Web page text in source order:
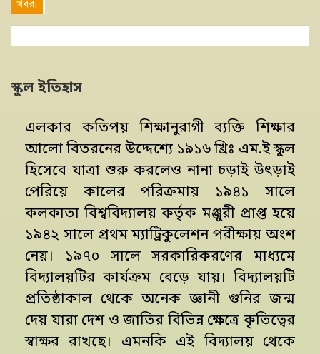
খবর:
স্কুল ইতিহাস
এলকার কতিপয় শিক্ষানুরাগী ব্যক্তি শিক্ষার
আলো বিতরনের উদ্দেশ্যে ১৯১৬ খ্রিঃ এম.ই স্কুল
হিসেবে যাত্রা শুরু করলেও নানা চড়াই উৎড়াই
পেরিয়ে কালের পরিক্রমায় ১৯৪১ সালে
কলকাতা বিশ্ববিদ্যালয় কর্তৃক মঞ্জুরী প্রাপ্ত হয়ে
১৯৪২ সালে প্রথম ম্যাট্রিকুলেশন পরীক্ষায় অংশ
নেয়। ১৯৭০ সালে সরকারিকরণের মাধ্যমে
বিদ্যালয়টির কার্যক্রম বেড়ে যায়। বিদ্যালয়টি
প্রতিষ্ঠাকাল থেকে অনেক জ্ঞানী গুনির জন্ম
দেয় যারা দেশ ও জাতির বিভিন্ন ক্ষেত্রে কৃতিত্বের
স্বাক্ষর রাখছে। এমনকি এই বিদ্যালয় থেকে